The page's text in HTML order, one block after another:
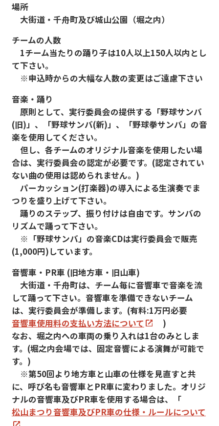
場所
大街道・千舟町及び城山公園（堀之内）
チームの人数
1チーム当たりの踊り子は10人以上150人以内とし
て下さい。
※申込時からの大幅な人数の変更はご遠慮下さい
音楽・踊り
原則として、実行委員会の提供する「野球サンバ
(旧)」、「野球サンバ(新)」、「野球拳サンバ」の音
楽を使用してください。
但し、各チームのオリジナル音楽を使用したい場
合は、実行委員会の認定が必要です。(認定されてい
ない曲の使用は認められません。)
パーカッション(打楽器)の導入による生演奏でま
つりを盛り上げて下さい。
踊りのステップ、振り付けは自由です。サンバの
リズムで踊って下さい。
※「野球サンバ」の音楽CDは実行委員会で販売
(1,000円)しています。
音響車・PR車 (旧地方車・旧山車)
大街道・千舟町は、チーム毎に音響車で音楽を流
して踊って下さい。音響車を準備できないチーム
は、実行委員会が準備します。(有料:1万円必要
音響車使用料の支払い方法について
)
なお、堀之内への車両の乗り入れは1台のみとしま
す。(堀之内会場では、固定音響による演舞が可能で
す。)
※第50回より地方車と山車の仕様を見直すと共
に、呼び名も音響車とPR車に変わりました。オリジ
ナルの音響車及びPR車を使用する場合は、「
松山まつり音響車及びPR車の仕様・ルールについて